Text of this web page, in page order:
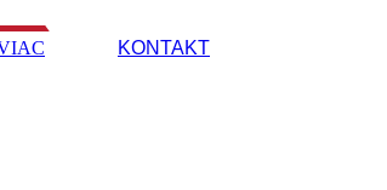
KONTAKT